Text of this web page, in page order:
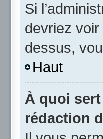
Si
devriez
dessus,
Haut
À quoi
rédaction